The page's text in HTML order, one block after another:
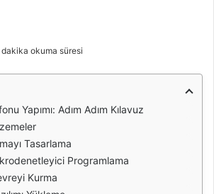
okuma süresi
Yapımı: Adım Adım Kılavuz
Tasarlama
Programlama
Kurma